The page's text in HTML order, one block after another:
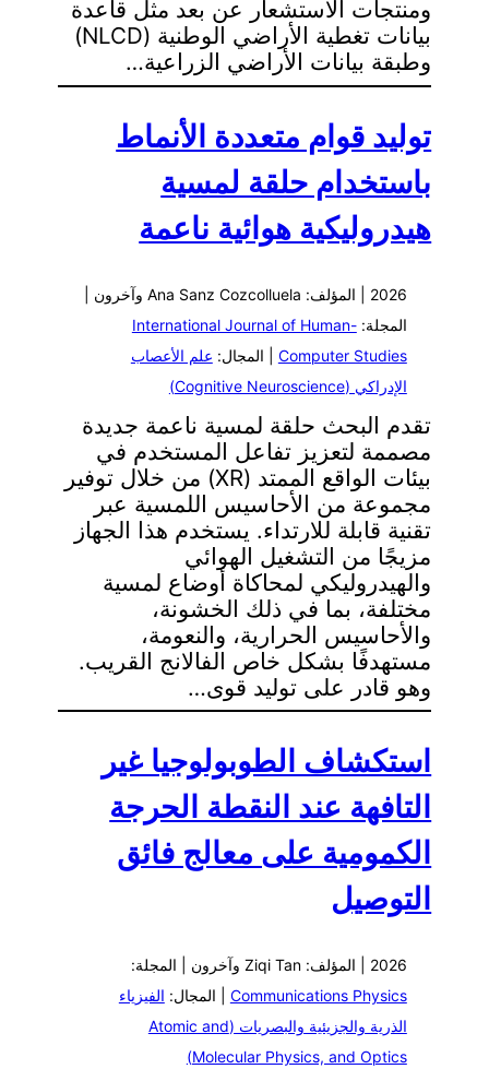
ومنتجات الاستشعار عن بعد مثل قاعدة
بيانات تغطية الأراضي الوطنية (NLCD)
وطبقة بيانات الأراضي الزراعية…
توليد قوام متعددة الأنماط
باستخدام حلقة لمسية
هيدروليكية هوائية ناعمة
2026 | المؤلف: Ana Sanz Cozcolluela وآخرون |
المجلة:International Journal of Human-
Computer Studies | المجال: علم الأعصاب
الإدراكي (Cognitive Neuroscience)
تقدم البحث حلقة لمسية ناعمة جديدة
مصممة لتعزيز تفاعل المستخدم في
بيئات الواقع الممتد (XR) من خلال توفير
مجموعة من الأحاسيس اللمسية عبر
تقنية قابلة للارتداء. يستخدم هذا الجهاز
مزيجًا من التشغيل الهوائي
والهيدروليكي لمحاكاة أوضاع لمسية
مختلفة، بما في ذلك الخشونة،
والأحاسيس الحرارية، والنعومة،
مستهدفًا بشكل خاص الفالانج القريب.
وهو قادر على توليد قوى…
استكشاف الطوبولوجيا غير
التافهة عند النقطة الحرجة
الكمومية على معالج فائق
التوصيل
2026 | المؤلف: Ziqi Tan وآخرون | المجلة:
Communications Physics | المجال: الفيزياء
الذرية والجزيئية والبصريات (Atomic and
Molecular Physics, and Optics)